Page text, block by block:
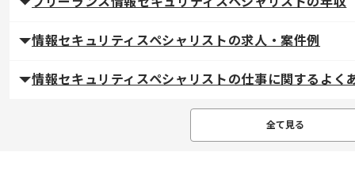
情報セキュリティスペシャリストの求人・案件例
情報セキュリティスペシャリストの仕事に関するよく
全て見る